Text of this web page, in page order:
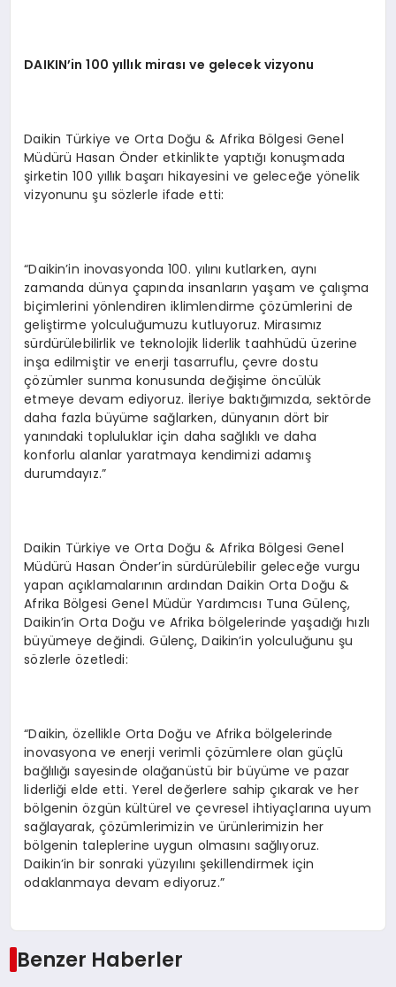
DAIKIN’in 100 yıllık mirası ve gelecek vizyonu
Daikin Türkiye ve Orta Doğu & Afrika Bölgesi Genel
Müdürü Hasan Önder etkinlikte yaptığı konuşmada
şirketin 100 yıllık başarı hikayesini ve geleceğe yönelik
vizyonunu şu sözlerle ifade etti:
“Daikin’in inovasyonda 100. yılını kutlarken, aynı
zamanda dünya çapında insanların yaşam ve çalışma
biçimlerini yönlendiren iklimlendirme çözümlerini de
geliştirme yolculuğumuzu kutluyoruz. Mirasımız
sürdürülebilirlik ve teknolojik liderlik taahhüdü üzerine
inşa edilmiştir ve enerji tasarruflu, çevre dostu
çözümler sunma konusunda değişime öncülük
etmeye devam ediyoruz. İleriye baktığımızda, sektörde
daha fazla büyüme sağlarken, dünyanın dört bir
yanındaki topluluklar için daha sağlıklı ve daha
konforlu alanlar yaratmaya kendimizi adamış
durumdayız.”
Daikin Türkiye ve Orta Doğu & Afrika Bölgesi Genel
Müdürü Hasan Önder’in sürdürülebilir geleceğe vurgu
yapan açıklamalarının ardından Daikin Orta Doğu &
Afrika Bölgesi Genel Müdür Yardımcısı Tuna Gülenç,
Daikin’in Orta Doğu ve Afrika bölgelerinde yaşadığı hızlı
büyümeye değindi. Gülenç, Daikin’in yolculuğunu şu
sözlerle özetledi:
“Daikin, özellikle Orta Doğu ve Afrika bölgelerinde
inovasyona ve enerji verimli çözümlere olan güçlü
bağlılığı sayesinde olağanüstü bir büyüme ve pazar
liderliği elde etti. Yerel değerlere sahip çıkarak ve her
bölgenin özgün kültürel ve çevresel ihtiyaçlarına uyum
sağlayarak, çözümlerimizin ve ürünlerimizin her
bölgenin taleplerine uygun olmasını sağlıyoruz.
Daikin’in bir sonraki yüzyılını şekillendirmek için
odaklanmaya devam ediyoruz.”
Benzer Haberler